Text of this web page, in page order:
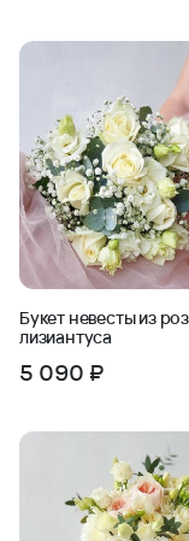
Букет невесты из
лизиантуса
5 090 ₽